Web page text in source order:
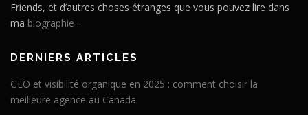
Friends, et d’autres choses étranges que vous pouvez lire dans
ma biographie .
DERNIERS ARTICLES
GEO et visibilité organique en 2025 : comment choisir la
meilleure agence au Canada